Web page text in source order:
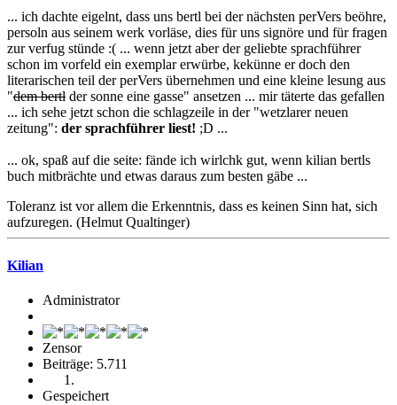
... ich dachte eigelnt, dass uns bertl bei der nächsten perVers beöhre,
persoln aus seinem werk vorläse, dies für uns signöre und für fragen
zur verfug stünde :( ... wenn jetzt aber der geliebte sprachführer
schon im vorfeld ein exemplar erwürbe, kekünne er doch den
literarischen teil der perVers übernehmen und eine kleine lesung aus
"dem bertl der sonne eine gasse" ansetzen ... mir täterte das gefallen
... ich sehe jetzt schon die schlagzeile in der "wetzlarer neuen
zeitung": der sprachführer liest! ;D ...
... ok, spaß auf die seite: fände ich wirlchk gut, wenn kilian bertls
buch mitbrächte und etwas daraus zum besten gäbe ...
Toleranz ist vor allem die Erkenntnis, dass es keinen Sinn hat, sich
aufzuregen. (Helmut Qualtinger)
Kilian
Administrator
Zensor
Beiträge: 5.711
Gespeichert